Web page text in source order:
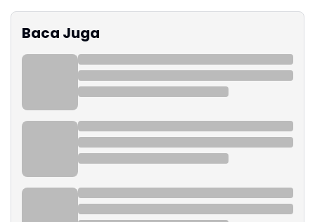
Baca Juga